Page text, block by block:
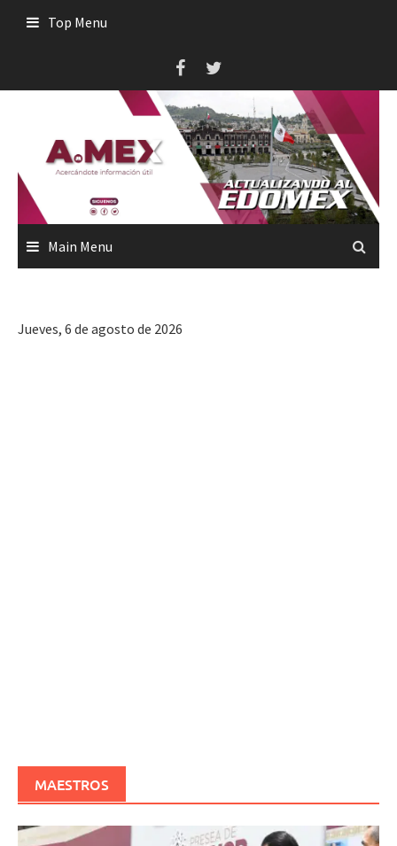
Top Menu
Main Menu
Jueves, 6 de agosto de 2026
MAESTROS